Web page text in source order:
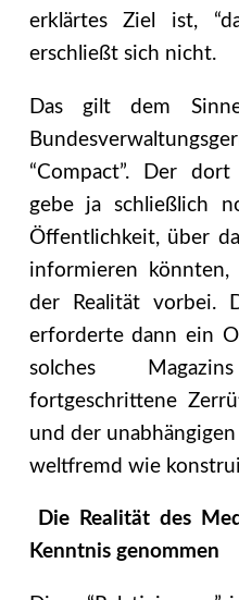
erklärtes Ziel ist,
erschließt sich nicht.
Das gilt dem
“Compact”. Der
gebe ja schließlich
Öffentlichkeit, über
informieren
der Realität vorbei.
erforderte dann ein
solches
fortgeschrittene
und der
weltfremd wie
Die Realität des
Kenntnis genommen